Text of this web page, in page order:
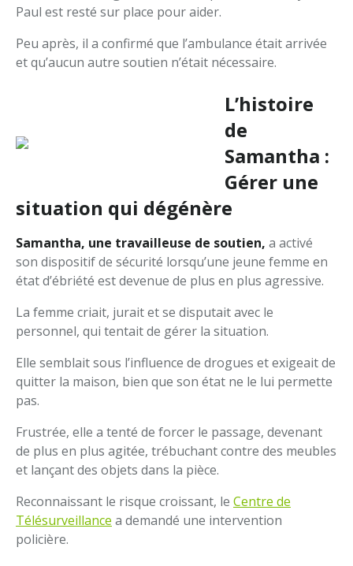
Paul est resté sur place pour aider.
Peu après, il a confirmé que l’ambulance était arrivée
et qu’aucun autre soutien n’était nécessaire.
L’histoire
de
Samantha :
Gérer une
situation qui dégénère
Samantha, une travailleuse de soutien, a activé
son dispositif de sécurité lorsqu’une jeune femme en
état d’ébriété est devenue de plus en plus agressive.
La femme criait, jurait et se disputait avec le
personnel, qui tentait de gérer la situation.
Elle semblait sous l’influence de drogues et exigeait de
quitter la maison, bien que son état ne le lui permette
pas.
Frustrée, elle a tenté de forcer le passage, devenant
de plus en plus agitée, trébuchant contre des meubles
et lançant des objets dans la pièce.
Reconnaissant le risque croissant, le Centre de
Télésurveillance a demandé une intervention
policière.